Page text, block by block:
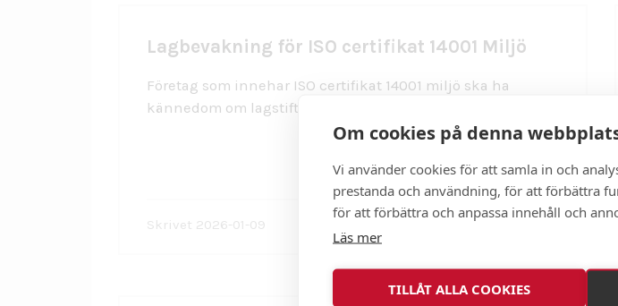
Om cookies på denna
Vi använder cookies för att samla in och
prestanda och användning, för att förbättra
för att förbättra och anpassa innehåll och
Läs mer
TILLÅT ALLA COOKIES
Lagbevakning för ISO certifikat 14001 Miljö
Företag som innehar ISO certifikat 14001 miljö ska ha
kännedom om lagstiftningen...
Skrivet 2026-01-09